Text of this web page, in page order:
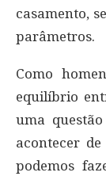
casamento,
parâmetros.
Como
equilíbrio
uma
acontecer
podemos